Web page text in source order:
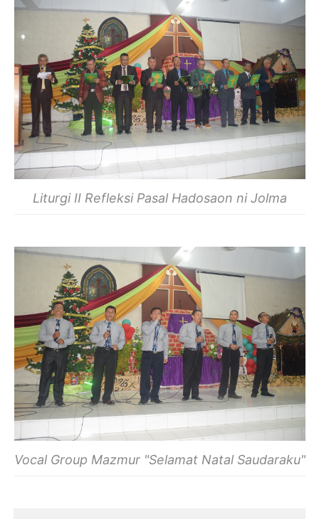
Liturgi II Refleksi Pasal Hadosaon ni Jolma
Vocal Group Mazmur "Selamat Natal Saudaraku"